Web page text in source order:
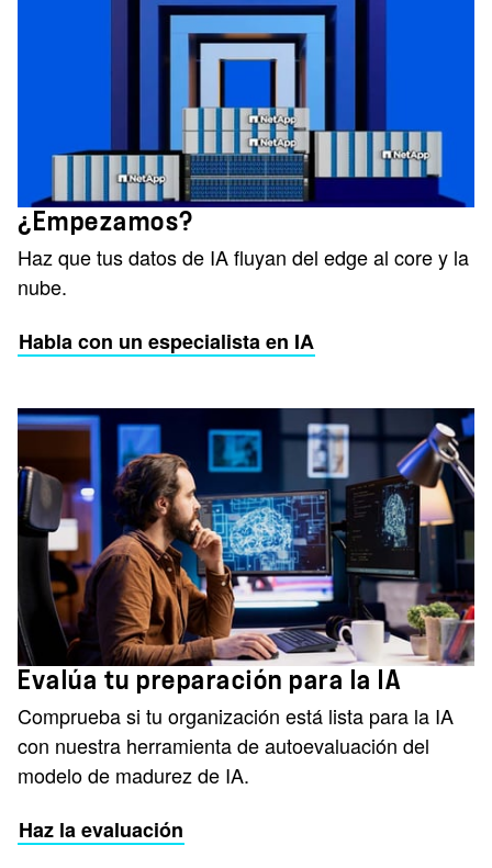
¿Empezamos?
Haz que tus datos de IA fluyan del edge al core y la
nube.
Habla con un especialista en IA
Evalúa tu preparación para la IA
Comprueba si tu organización está lista para la IA
con nuestra herramienta de autoevaluación del
modelo de madurez de IA.
Haz la evaluación